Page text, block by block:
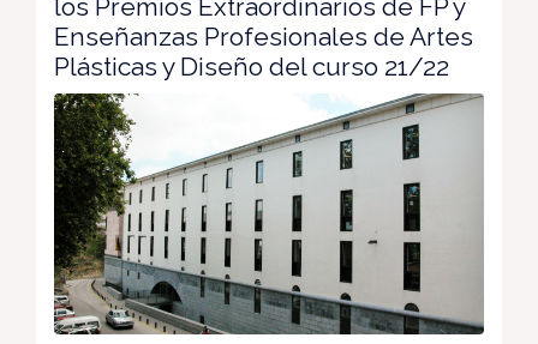
los Premios Extraordinarios de FP y
Enseñanzas Profesionales de Artes
Plásticas y Diseño del curso 21/22